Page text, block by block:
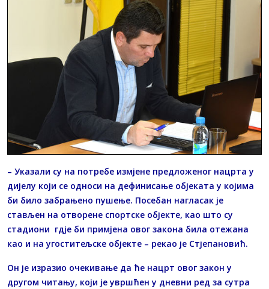
– Указали су на потребе измјене предложеног нацрта у
дијелу који се односи на дефинисање објеката у којима
би било забрањено пушење. Посебан нагласак је
стављен на отворене спортске објекте, као што су
стадиони гдје би примјена овог закона била отежана
као и на угоститељске објекте – рекао је Стјепановић.
Он је изразио очекивање да ће нацрт овог закон у
другом читању, који је увршћен у дневни ред за сутра